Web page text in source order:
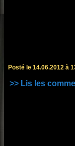
Posté le 14.06.2012 à
>> Lis les